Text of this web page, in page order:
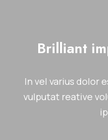
Brilliant
In vel varius dolor
vulputat reative